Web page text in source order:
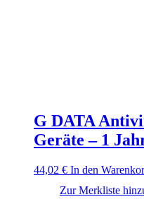
G DATA
Geräte – 1
44,02 € In den
Zur Merkliste